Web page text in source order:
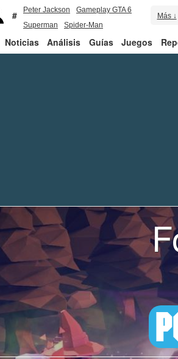
Peter Jackson
Gameplay GTA 6
Superman
Spider-Man
Más ↓
Noticias Análisis Guías Juegos